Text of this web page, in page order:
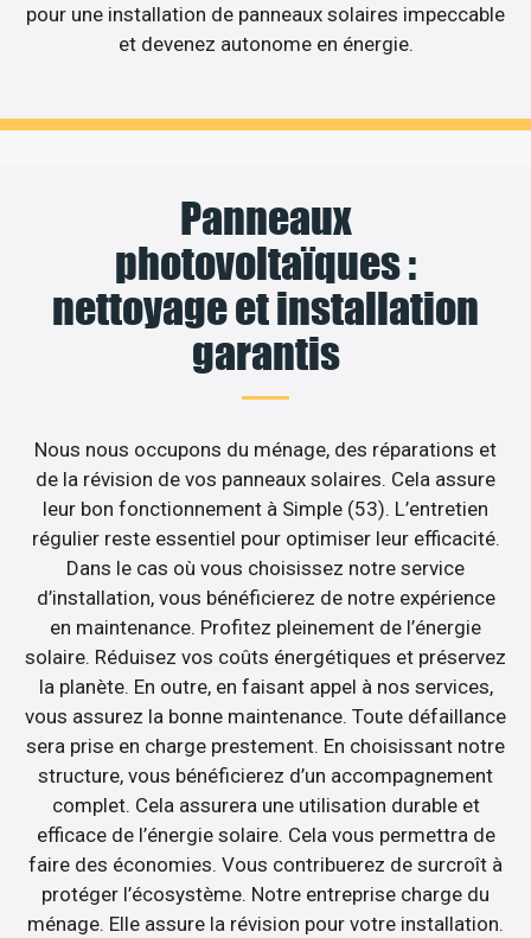
pour une installation de panneaux solaires impeccable
et devenez autonome en énergie.
Panneaux
photovoltaïques :
nettoyage et installation
garantis
Nous nous occupons du ménage, des réparations et
de la révision de vos panneaux solaires. Cela assure
leur bon fonctionnement à Simple (53). L’entretien
régulier reste essentiel pour optimiser leur efficacité.
Dans le cas où vous choisissez notre service
d’installation, vous bénéficierez de notre expérience
en maintenance. Profitez pleinement de l’énergie
solaire. Réduisez vos coûts énergétiques et préservez
la planète. En outre, en faisant appel à nos services,
vous assurez la bonne maintenance. Toute défaillance
sera prise en charge prestement. En choisissant notre
structure, vous bénéficierez d’un accompagnement
complet. Cela assurera une utilisation durable et
efficace de l’énergie solaire. Cela vous permettra de
faire des économies. Vous contribuerez de surcroît à
protéger l’écosystème. Notre entreprise charge du
ménage. Elle assure la révision pour votre installation.